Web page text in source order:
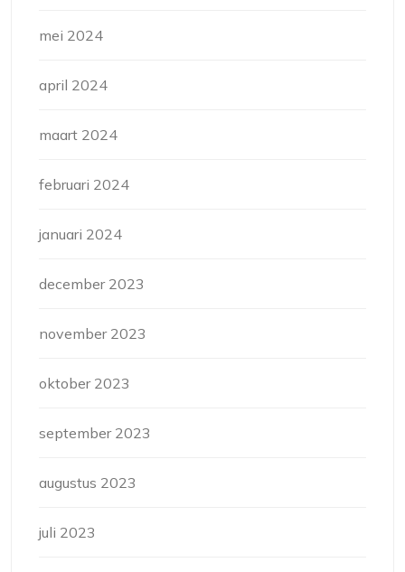
mei 2024
april 2024
maart 2024
februari 2024
januari 2024
december 2023
november 2023
oktober 2023
september 2023
augustus 2023
juli 2023